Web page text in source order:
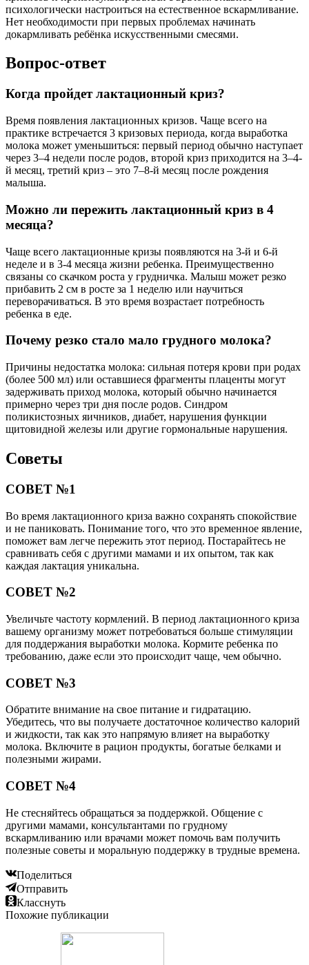
психологически настроиться на естественное вскармливание.
Нет необходимости при первых проблемах начинать
докармливать ребёнка искусственными смесями.
Вопрос-ответ
Когда пройдет лактационный криз?
Время появления лактационных кризов. Чаще всего на
практике встречается 3 кризовых периода, когда выработка
молока может уменьшиться: первый период обычно наступает
через 3–4 недели после родов, второй криз приходится на 3–4-
й месяц, третий криз – это 7–8-й месяц после рождения
малыша.
Можно ли пережить лактационный криз в 4
месяца?
Чаще всего лактационные кризы появляются на 3-й и 6-й
неделе и в 3-4 месяца жизни ребенка. Преимущественно
связаны со скачком роста у грудничка. Малыш может резко
прибавить 2 см в росте за 1 неделю или научиться
переворачиваться. В это время возрастает потребность
ребенка в еде.
Почему резко стало мало грудного молока?
Причины недостатка молока: сильная потеря крови при родах
(более 500 мл) или оставшиеся фрагменты плаценты могут
задерживать приход молока, который обычно начинается
примерно через три дня после родов. Синдром
поликистозных яичников, диабет, нарушения функции
щитовидной железы или другие гормональные нарушения.
Советы
СОВЕТ №1
Во время лактационного криза важно сохранять спокойствие
и не паниковать. Понимание того, что это временное явление,
поможет вам легче пережить этот период. Постарайтесь не
сравнивать себя с другими мамами и их опытом, так как
каждая лактация уникальна.
СОВЕТ №2
Увеличьте частоту кормлений. В период лактационного криза
вашему организму может потребоваться больше стимуляции
для поддержания выработки молока. Кормите ребенка по
требованию, даже если это происходит чаще, чем обычно.
СОВЕТ №3
Обратите внимание на свое питание и гидратацию.
Убедитесь, что вы получаете достаточное количество калорий
и жидкости, так как это напрямую влияет на выработку
молока. Включите в рацион продукты, богатые белками и
полезными жирами.
СОВЕТ №4
Не стесняйтесь обращаться за поддержкой. Общение с
другими мамами, консультантами по грудному
вскармливанию или врачами может помочь вам получить
полезные советы и моральную поддержку в трудные времена.
Поделиться
Отправить
Класснуть
Похожие публикации